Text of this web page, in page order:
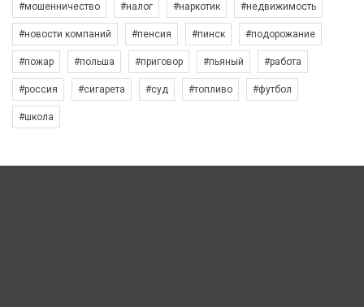
#мошенничество #налог #наркотик #недвижимость
#новости компаний #пенсия #пинск #подорожание
#пожар #польша #приговор #пьяный #работа
#россия #сигарета #суд #топливо #футбол
#школа